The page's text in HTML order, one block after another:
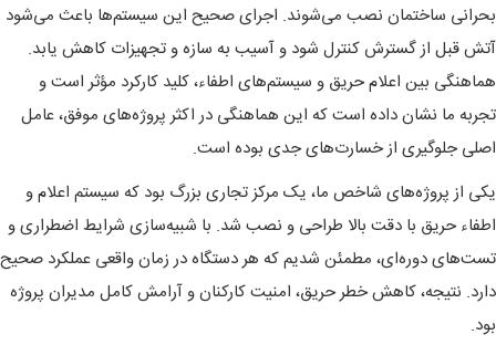
بحرانی ساختمان نصب می‌شوند. اجرای صحیح این سیستم‌ها باعث می‌شود
آتش قبل از گسترش کنترل شود و آسیب به سازه و تجهیزات کاهش یابد.
هماهنگی بین اعلام حریق و سیستم‌های اطفاء، کلید کارکرد مؤثر است و
تجربه ما نشان داده است که این هماهنگی در اکثر پروژه‌های موفق، عامل
اصلی جلوگیری از خسارت‌های جدی بوده است.
یکی از پروژه‌های شاخص ما، یک مرکز تجاری بزرگ بود که سیستم اعلام و
اطفاء حریق با دقت بالا طراحی و نصب شد. با شبیه‌سازی شرایط اضطراری و
تست‌های دوره‌ای، مطمئن شدیم که هر دستگاه در زمان واقعی عملکرد صحیح
دارد. نتیجه، کاهش خطر حریق، امنیت کارکنان و آرامش کامل مدیران پروژه
بود.